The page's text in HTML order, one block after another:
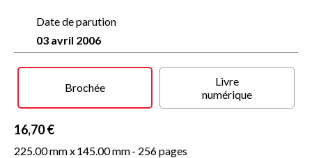
En retraçant le destin d'un jeune ouvrier, Georges-Patrick
Gleize nous offre un émouvant roman d'amour et d'Histoire,
un hommage à tous ceux qui parfois ont payé de leur vie le
Date de parution
03 avril 2006
Brochée
Livre
numérique
16,70 €
225.00 mm x145.00 mm- 256 pages